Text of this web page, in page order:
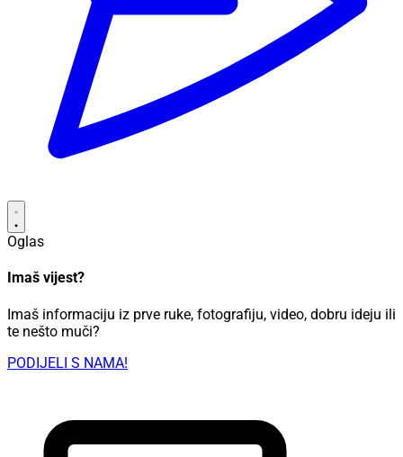
Oglas
Imaš vijest?
Imaš informaciju iz prve ruke, fotografiju, video, dobru ideju ili
te nešto muči?
PODIJELI S NAMA!